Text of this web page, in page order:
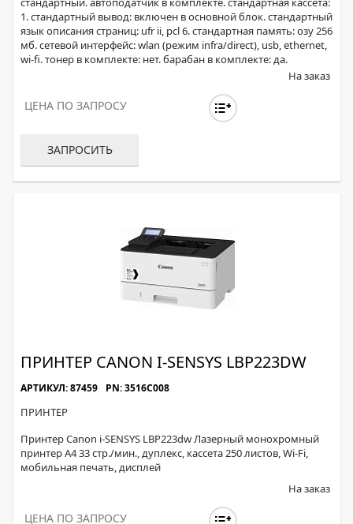
1. стандартный вывод: включен в основной блок. стандартный
язык описания страниц: ufr ii, pcl 6. стандартная память: озу 256
мб. сетевой интерфейс: wlan (режим infra/direct), usb, ethernet,
wi-fi. тонер в комплекте: нет. барабан в комплекте: да.
На заказ
ЦЕНА ПО ЗАПРОСУ
ЗАПРОСИТЬ
ПРИНТЕР CANON I-SENSYS LBP223DW
АРТИКУЛ: 87459 PN: 3516C008
ПРИНТЕР
Принтер Canon i-SENSYS LBP223dw Лазерный монохромный
принтер A4 33 стр./мин., дуплекс, кассета 250 листов, Wi-Fi,
мобильная печать, дисплей
На заказ
ЦЕНА ПО ЗАПРОСУ